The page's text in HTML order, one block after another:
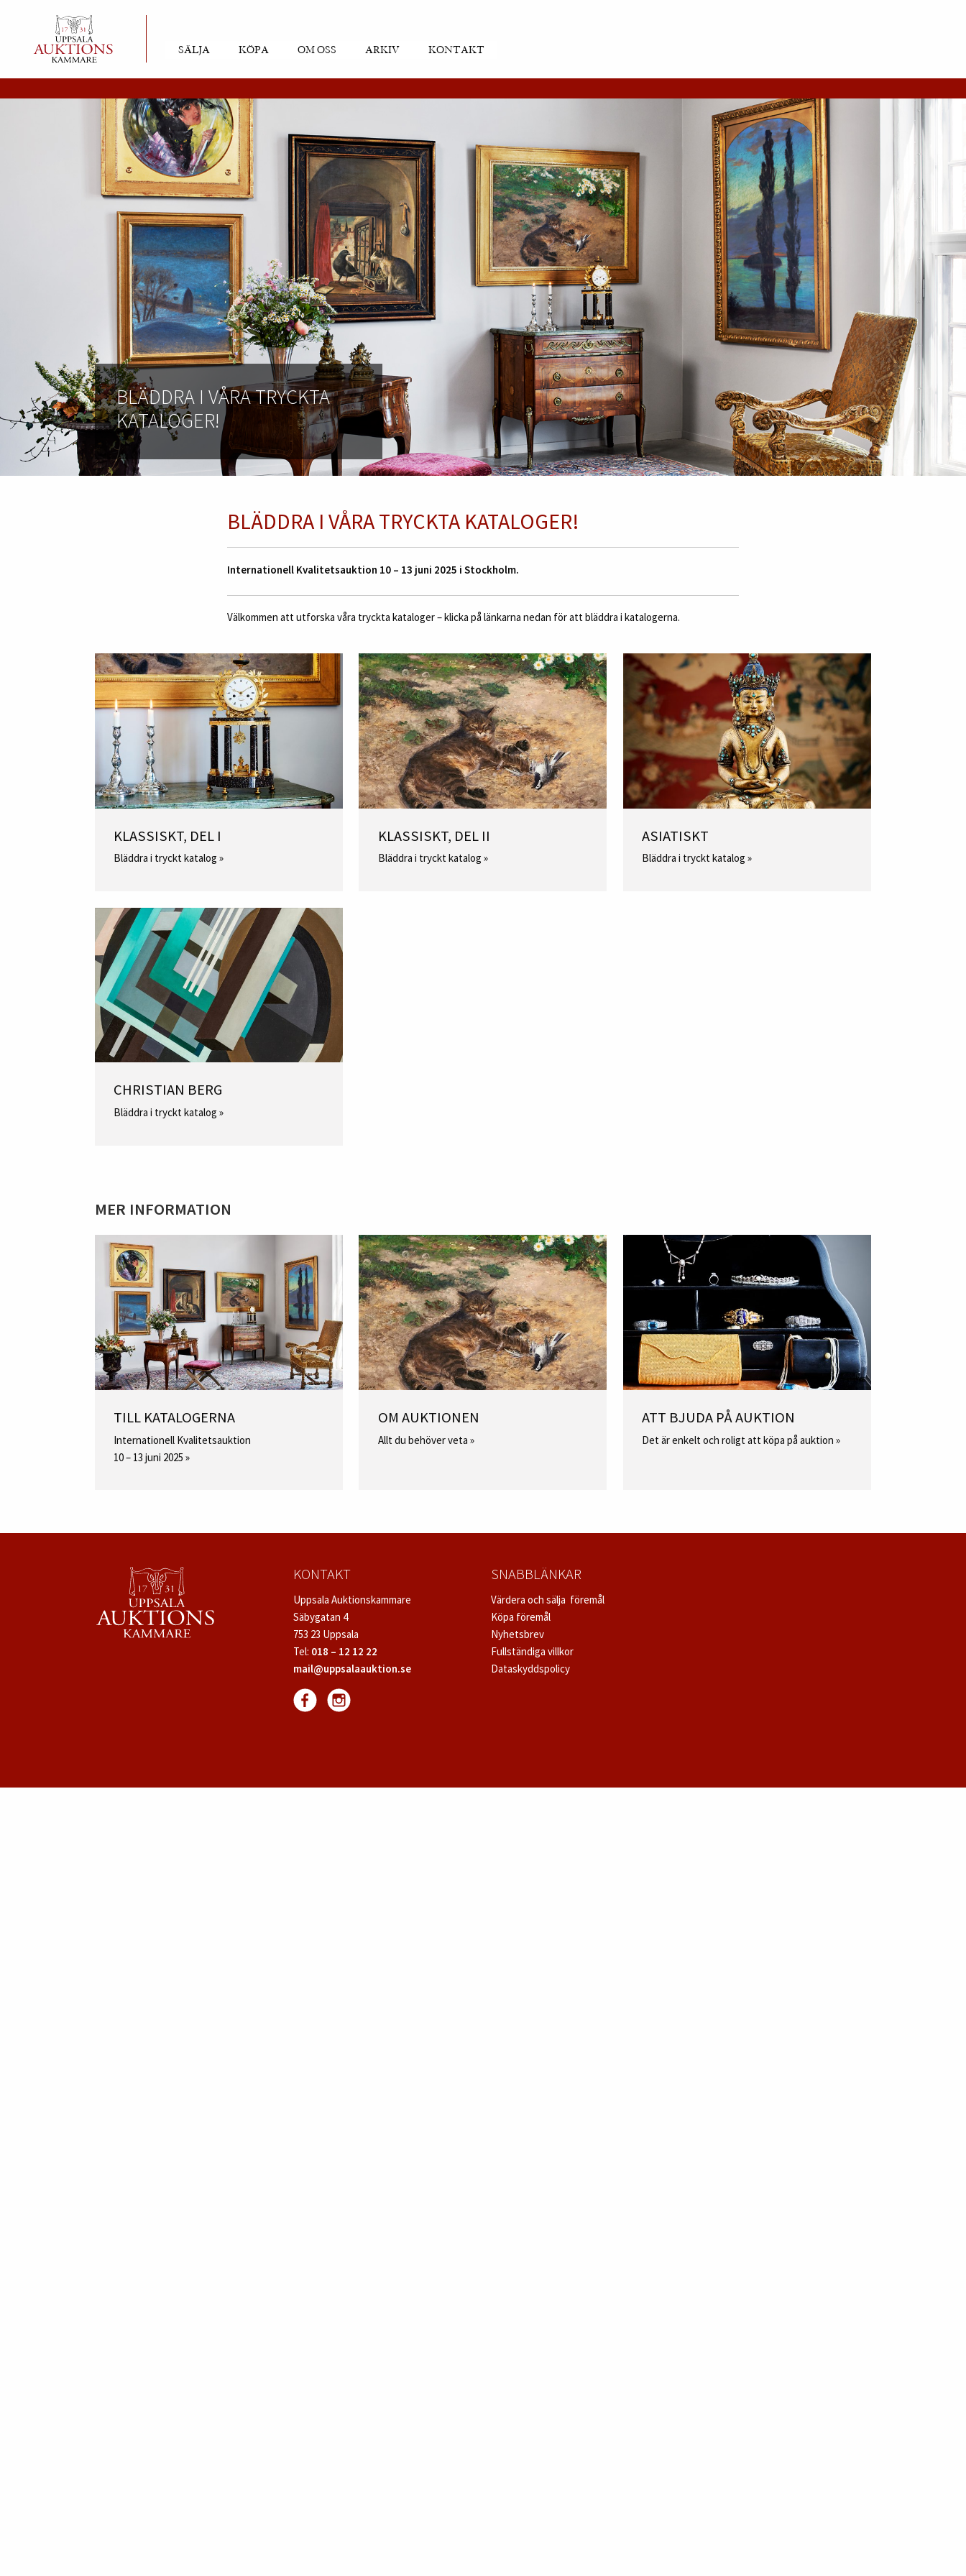
SÄLJA KÖPA OM OSS ARKIV KONTAKT
BLÄDDRA I VÅRA TRYCKTA
KATALOGER!
BLÄDDRA I VÅRA TRYCKTA KATALOGER!
Internationell Kvalitetsauktion 10 – 13 juni 2025 i Stockholm.
Välkommen att utforska våra tryckta kataloger – klicka på länkarna nedan för att bläddra i katalogerna.
KLASSISKT, DEL I
Bläddra i tryckt katalog »
KLASSISKT, DEL II
Bläddra i tryckt katalog »
ASIATISKT
Bläddra i tryckt katalog »
CHRISTIAN BERG
Bläddra i tryckt katalog »
MER INFORMATION
TILL KATALOGERNA
Internationell Kvalitetsauktion
10 – 13 juni 2025 »
OM AUKTIONEN
Allt du behöver veta »
ATT BJUDA PÅ AUKTION
Det är enkelt och roligt att köpa på auktion »
KONTAKT
Uppsala Auktionskammare
Säbygatan 4
753 23 Uppsala
Tel: 018 – 12 12 22
mail@uppsalaauktion.se
SNABBLÄNKAR
Värdera och sälja föremål
Köpa föremål
Nyhetsbrev
Fullständiga villkor
Dataskyddspolicy